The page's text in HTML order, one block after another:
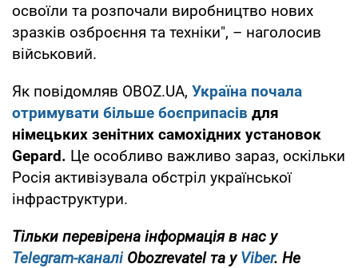
освоїли та розпочали виробництво нових
зразків озброєння та техніки", – наголосив
військовий.
Як повідомляв OBOZ.UA, Україна почала
отримувати більше боєприпасів для
німецьких зенітних самохідних установок
Gepard. Це особливо важливо зараз, оскільки
Росія активізувала обстріл української
інфраструктури.
Тільки перевірена інформація в нас у
Telegram-каналіObozrevatel та уViber. Не